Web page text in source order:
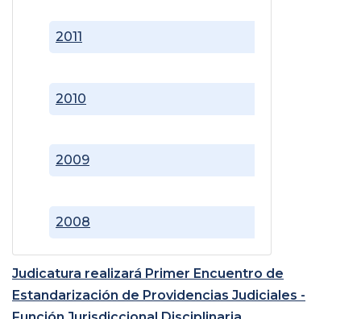
2008
2009
2010
2011
Judicatura realizará Primer Encuentro de
Estandarización de Providencias Judiciales -